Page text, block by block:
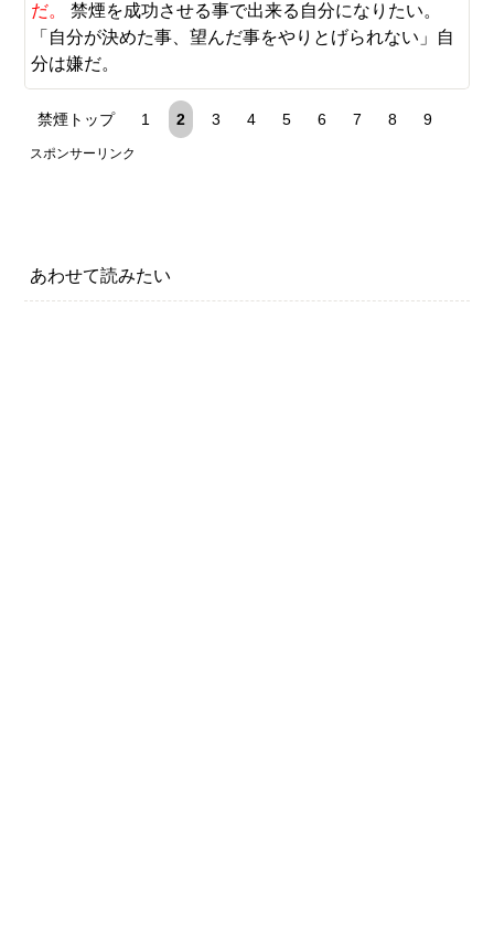
だ。
禁煙を成功させる事で出来る自分になりたい。
「自分が決めた事、望んだ事をやりとげられない」自
分は嫌だ。
禁煙トップ 1 2 3 4 5 6 7 8 9
スポンサーリンク
あわせて読みたい